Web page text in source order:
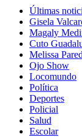
Últimas
Gisela
Magaly
Cuto
Melissa
Ojo Show
Locomundo
Política
Deportes
Policial
Salud
Escolar